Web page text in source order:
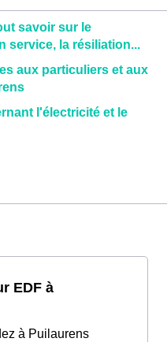
savoir sur le
service, la résiliation...
aux particuliers et aux
l'électricité et le
EDF à
à Puilaurens